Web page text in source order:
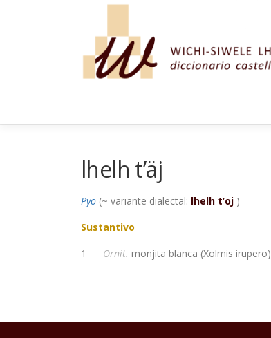
lhelh t’äj
Pyo (~ variante dialectal: lhelh t’oj )
Sustantivo
1 Ornit. monjita blanca (Xolmis irupero)